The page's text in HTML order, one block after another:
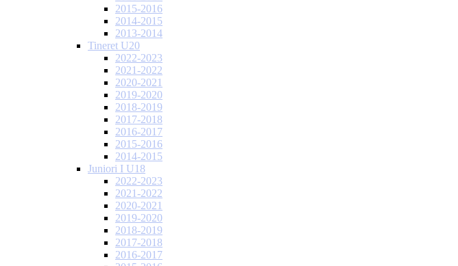
2015-2016
2014-2015
2013-2014
Tineret U20
2022-2023
2021-2022
2020-2021
2019-2020
2018-2019
2017-2018
2016-2017
2015-2016
2014-2015
Juniori I U18
2022-2023
2021-2022
2020-2021
2019-2020
2018-2019
2017-2018
2016-2017